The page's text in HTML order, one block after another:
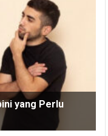
yang Perlu